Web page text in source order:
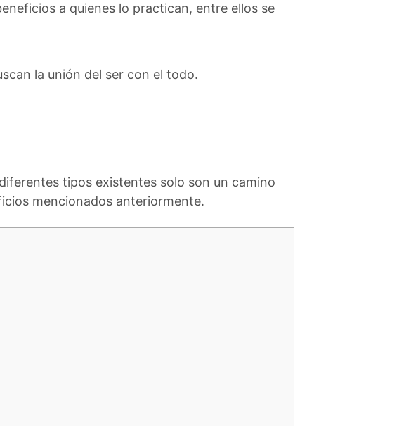
a quienes lo practican, entre ellos se
la unión del ser con el todo.
tipos existentes solo son un camino
mencionados anteriormente.